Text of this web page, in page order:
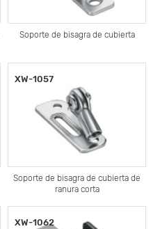
Soporte de bisagra de cubierta
Soporte de bisagra de cubierta de
ranura corta
XW-1057
XW-1062